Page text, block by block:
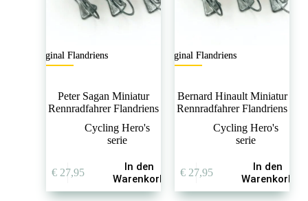
Original Flandriens
Peter Sagan Miniatur
Rennradfahrer Flandriens
Cycling Hero's
serie
€27,95
In den
Warenkorb
Original Flandriens
Bernard Hinault Miniatur
Rennradfahrer Flandriens
Cycling Hero's
serie
€27,95
In den
Warenkorb